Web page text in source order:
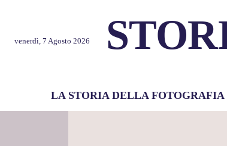
venerdì, 7 Agosto 2026
LA STORIA DELLA FOTOGRAFIA